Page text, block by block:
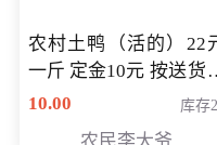
农村土鸭（活的）22
一斤 定金10元 按送货交
付时秤重计算货款 定
10.00 库存